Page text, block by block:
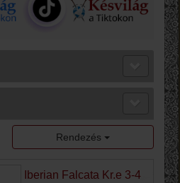
Rendezés
Iberian Falcata Kr.e 3-4